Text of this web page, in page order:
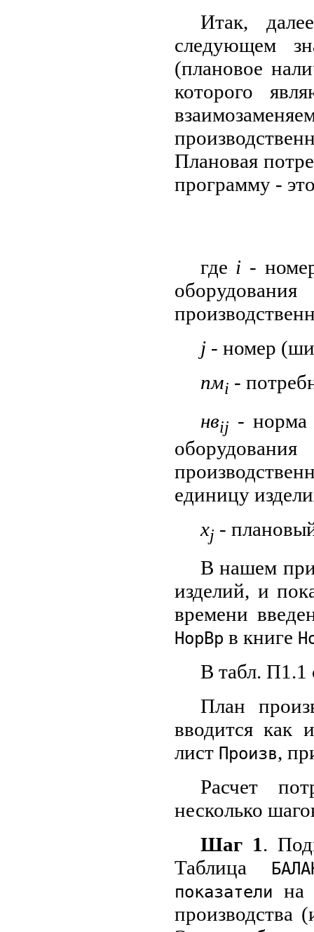
Итак,
следующем
(плановое
которого
Плановая
программу -
где і -
j- номер
пмi -
нвij -
единицу
хj -
В нашем
изделий, и
времени
HopBp в книге
В табл. П1.1
План
вводится как
лист Произв,
Расчет
несколько
Шаг 1.
Таблица
показатели
на
производства